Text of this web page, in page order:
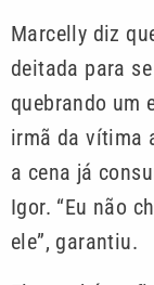
Marcelly diz
deitada para
quebrando um
irmã da vítima
a cena já
Igor. “Eu não
ele”, garantiu.